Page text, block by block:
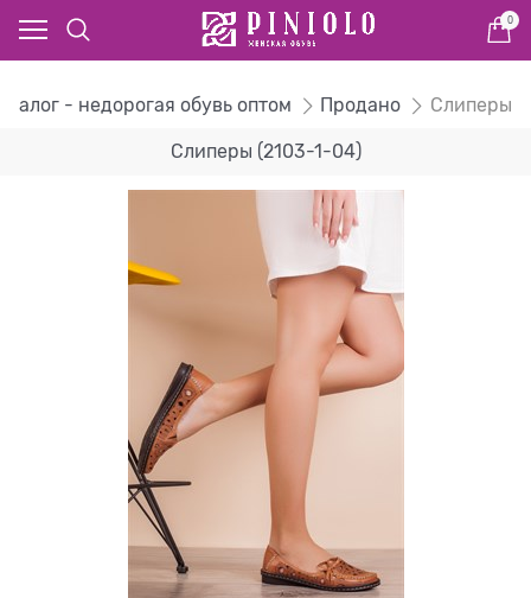
0
- недорогая обувь оптом Продано Слиперы
Слиперы (2103-1-04)